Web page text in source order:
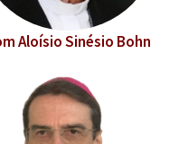
Aloísio Sinésio Bohn